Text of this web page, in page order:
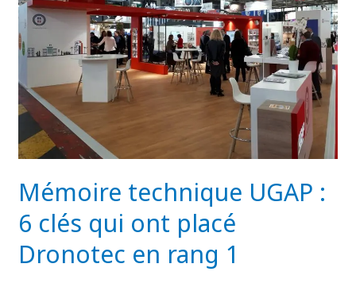
Mémoire technique UGAP :
6 clés qui ont placé
Dronotec en rang 1
6
clés
qui
placé
Dronotec
rang